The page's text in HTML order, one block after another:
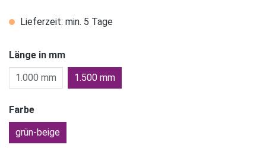
Lieferzeit: min. 5 Tage
Länge in mm
1.000 mm
1.500 mm
Farbe
grün-beige